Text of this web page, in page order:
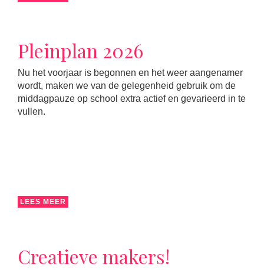
Pleinplan 2026
Nu het voorjaar is begonnen en het weer aangenamer
wordt, maken we van de gelegenheid gebruik om de
middagpauze op school extra actief en gevarieerd in te
vullen.
LEES MEER
Creatieve makers!